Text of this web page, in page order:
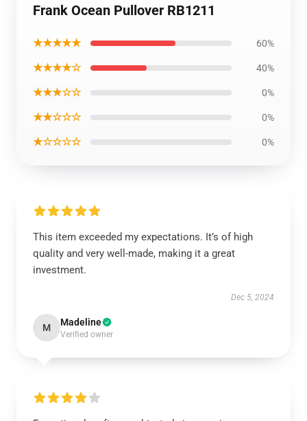
Frank Ocean Pullover RB1211
★★★★★ 60%
★★★★☆ 40%
★★★☆☆ 0%
★★☆☆☆ 0%
★☆☆☆☆ 0%
This item exceeded my expectations. It’s of high
quality and very well-made, making it a great
investment.
Dec 5, 2024
M Madeline
Verified owner